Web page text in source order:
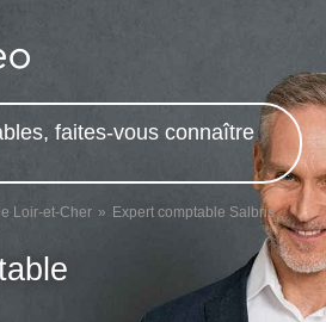
faites-vous connaître
Loir-et-Cher Expert comptable Salbris